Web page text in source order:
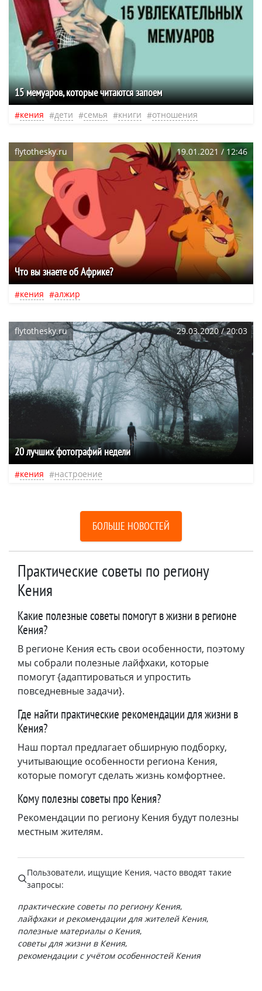
​15 мемуаров, которые читаются запоем
кения дети семья книги отношения
flytothesky.ru 19.01.2021 / 12:46
Что вы знаете об Африке?
кения алжир
flytothesky.ru 29.03.2020 / 20:03
20 лучших фотографий недели
кения настроение
БОЛЬШЕ НОВОСТЕЙ
Практические советы по региону
Кения
Какие полезные советы помогут в жизни в регионе
Кения?
В регионе Кения есть свои особенности, поэтому
мы собрали полезные лайфхаки, которые
помогут {адаптироваться и упростить
повседневные задачи}.
Где найти практические рекомендации для жизни в
Кения?
Наш портал предлагает обширную подборку,
учитывающие особенности региона Кения,
которые помогут сделать жизнь комфортнее.
Кому полезны советы про Кения?
Рекомендации по региону Кения будут полезны
местным жителям.
Пользователи, ищущие Кения, часто вводят такие
запросы:
практические советы по региону Кения
лайфхаки и рекомендации для жителей Кения
полезные материалы о Кения
советы для жизни в Кения
рекомендации с учётом особенностей Кения